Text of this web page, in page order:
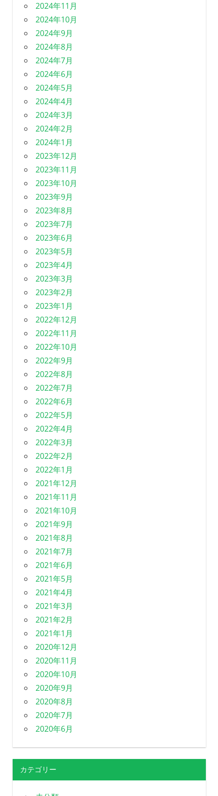
2024年11月
2024年10月
2024年9月
2024年8月
2024年7月
2024年6月
2024年5月
2024年4月
2024年3月
2024年2月
2024年1月
2023年12月
2023年11月
2023年10月
2023年9月
2023年8月
2023年7月
2023年6月
2023年5月
2023年4月
2023年3月
2023年2月
2023年1月
2022年12月
2022年11月
2022年10月
2022年9月
2022年8月
2022年7月
2022年6月
2022年5月
2022年4月
2022年3月
2022年2月
2022年1月
2021年12月
2021年11月
2021年10月
2021年9月
2021年8月
2021年7月
2021年6月
2021年5月
2021年4月
2021年3月
2021年2月
2021年1月
2020年12月
2020年11月
2020年10月
2020年9月
2020年8月
2020年7月
2020年6月
カテゴリー